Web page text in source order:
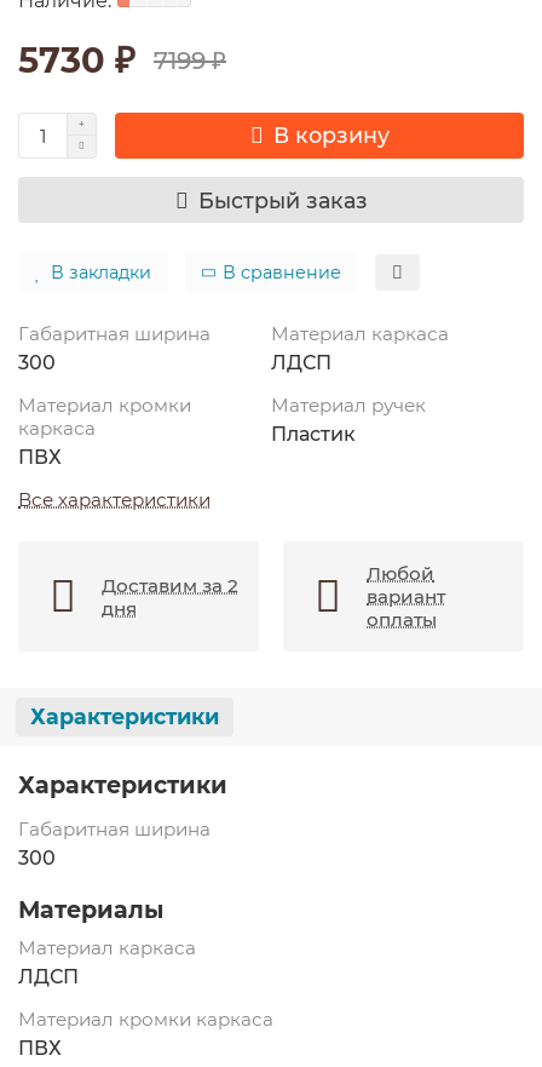
5730 ₽ 7199 ₽
В корзину
Быстрый заказ
В закладки В сравнение
Габаритная ширина
300
Материал каркаса
ЛДСП
Материал кромки
каркаса
ПВХ
Материал ручек
Пластик
Все характеристики
Доставим за 2
дня
Любой
вариант
оплаты
Характеристики
Характеристики
Габаритная ширина
300
Материалы
Материал каркаса
ЛДСП
Материал кромки каркаса
ПВХ